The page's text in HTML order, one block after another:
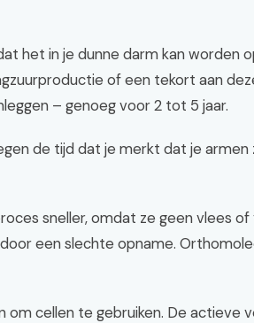
het in je dunne darm kan worden
of een tekort aan
– genoeg voor 2 tot 5 jaar.
de tijd dat je merkt dat je armen
sneller, omdat ze geen vlees of
een slechte opname.
om cellen te gebruiken. De actieve